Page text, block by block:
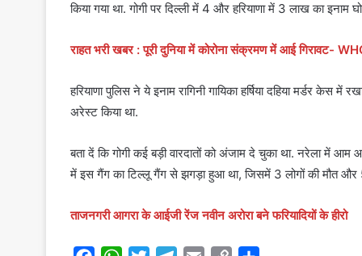
किया गया था. गोगी पर दिल्ली में 4 और हरियाणा में 3 लाख का इनाम
राहत भरी खबर : पूरी दुनिया में कोरोना संक्रमण में आई गिरावट-
हरियाणा पुलिस ने ये इनाम रागिनी गायिका हर्षिया दहिया मर्डर
अरेस्ट किया था.
बता दें कि गोगी कई बड़ी वारदातों को अंजाम दे चुका था. नरेला में आम
में इस गैंग का टिल्लू गैंग से झगड़ा हुआ था, जिसमें 3 लोगों की मौत और
ताजनगरी आगरा के आईजी रेंज नवीन अरोरा बने फरियादियों के हीरो